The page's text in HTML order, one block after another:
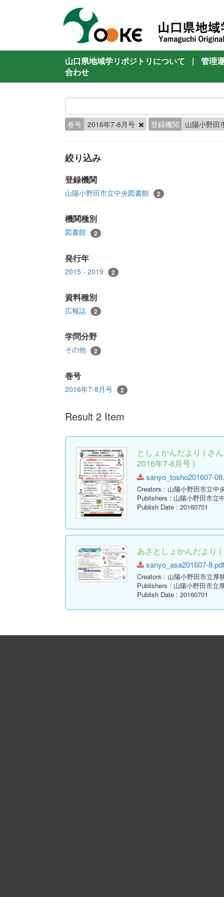
山口県地域学リポジトリについて |
管理
合わせ
巻号 2016年7-8月号 登録機関 山陽小野田
絞り込み
登録機関
山陽小野田市立中央図書館 2
機関種別
図書館 2
発行年
2015 - 2019 2
資料種別
広報誌 2
学問分野
その他 2
巻号
2016年7-8月号 2
Result 2 Item
としょかんだより ( さ
2016年7-8月号 )
sanyo_tosho201607-
Creators : 山陽小野田市立中
Publishers : 山陽小野田市立
Publish Date : 20160701
あさとしょかんだより
sanyo_asa201607-
Creators : 山陽小野田市立厚
Publishers : 山陽小野田市立
Publish Date : 20160701